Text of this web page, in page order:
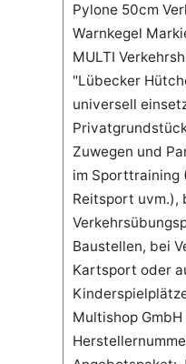
Pylone 50cm
Warnkegel
MULTI
"Lübecker
universell
Zuwegen und
im Sporttraining
Reitsport uvm.),
Baustellen, bei
Kartsport oder
Multishop